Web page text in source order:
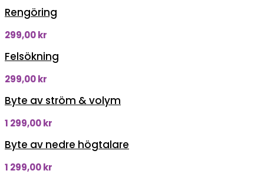
Rengöring
299,00kr
Felsökning
299,00kr
Byte av ström & volym
1 299,00kr
Byte av nedre högtalare
1 299,00kr